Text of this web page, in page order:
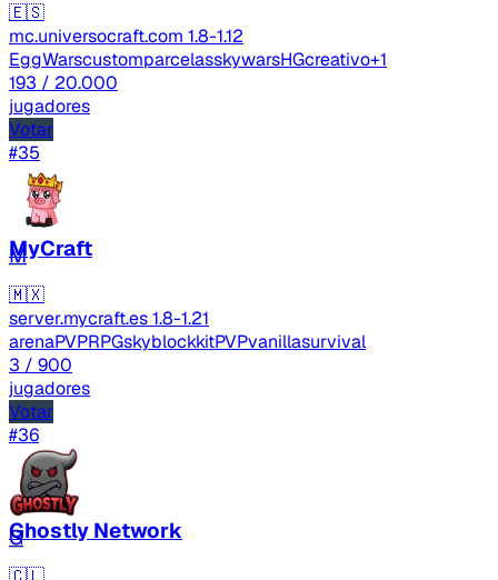
🇪🇸
mc.universocraft.com 1.8-1.12
EggWarscustomparcelasskywarsHGcreativo+1
193 / 20.000
jugadores
Votar
#35
M
MyCraft
🇲🇽
server.mycraft.es1.8-1.21
arenaPVPRPGskyblockkitPVPvanillasurvival
3 / 900
jugadores
Votar
#36
G
Ghostly Network